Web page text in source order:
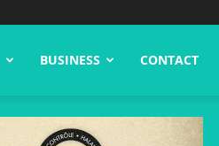
BUSINESS CONTACT